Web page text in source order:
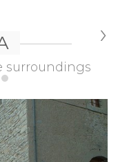
surroundings
›